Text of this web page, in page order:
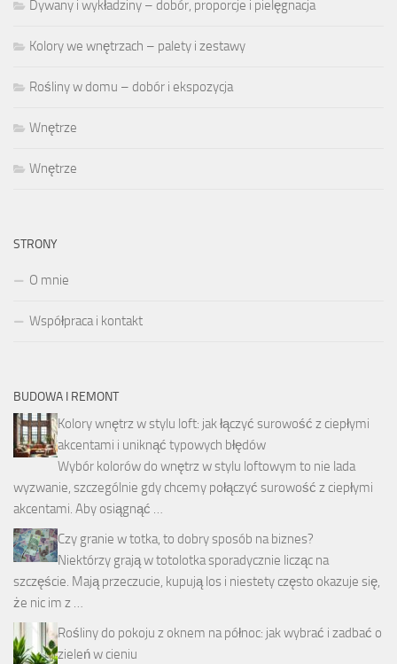
Dywany i wykładziny – dobór, proporcje i pielęgnacja
Kolory we wnętrzach – palety i zestawy
Rośliny w domu – dobór i ekspozycja
Wnętrze
Wnętrze
STRONY
O mnie
Współpraca i kontakt
BUDOWA I REMONT
Kolory wnętrz w stylu loft: jak łączyć surowość z ciepłymi
akcentami i uniknąć typowych błędów
Wybór kolorów do wnętrz w stylu loftowym to nie lada
wyzwanie, szczególnie gdy chcemy połączyć surowość z ciepłymi
akcentami. Aby osiągnąć …
Czy granie w totka, to dobry sposób na biznes?
Niektórzy grają w totolotka sporadycznie licząc na
szczęście. Mają przeczucie, kupują los i niestety często okazuje się,
że nic im z …
Rośliny do pokoju z oknem na północ: jak wybrać i zadbać o
zieleń w cieniu